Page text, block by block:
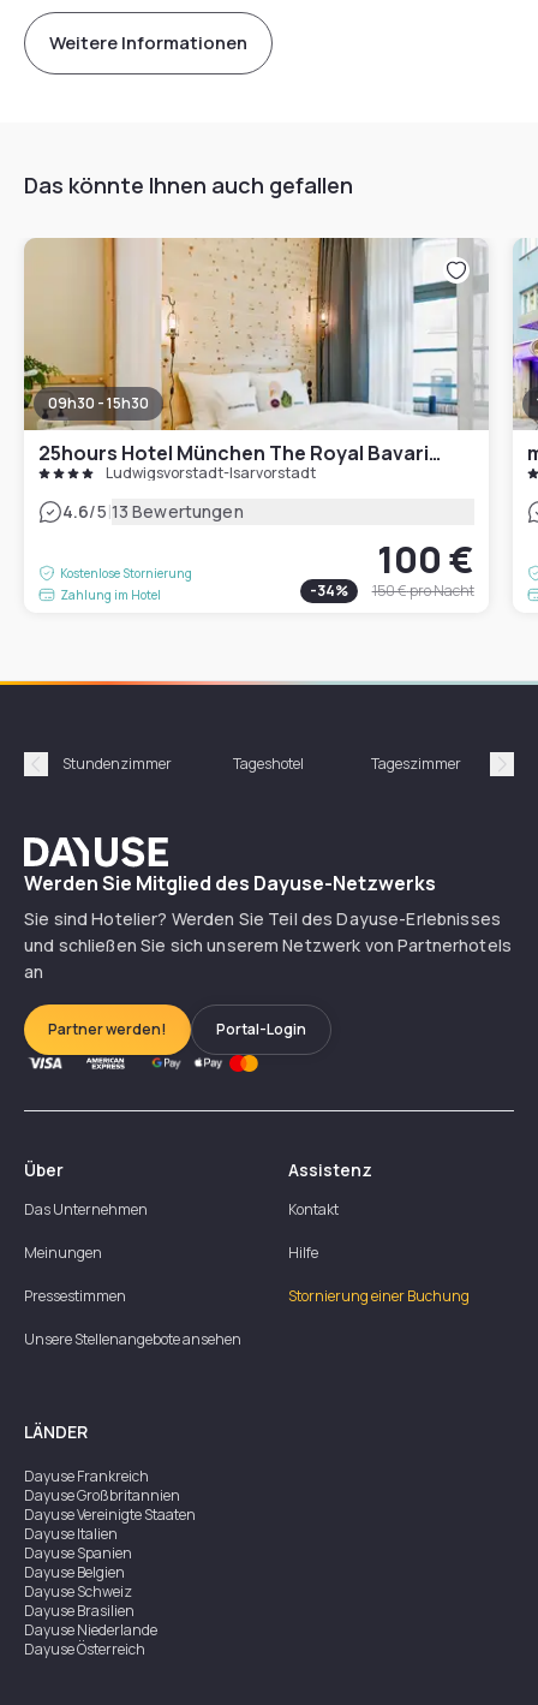
Weitere Informationen
Das könnte Ihnen auch gefallen
09h30 - 15h30
25hours Hotel München The Royal Bavarian
Ludwigsvorstadt-Isarvorstadt
4.6/5|13 Bewertungen
Kostenlose Stornierung
Zahlung im Hotel
100 €
-34% 150 €pro Nacht
Précédent
Stundenzimmer Tageshotel Tageszimmer
Dayuse
Werden Sie Mitglied des Dayuse-Netzwerks
Sie sind Hotelier? Werden Sie Teil des Dayuse-Erlebnisses
und schließen Sie sich unserem Netzwerk von Partnerhotels
an
Partner werden! Portal-Login
Über
Das Unternehmen
Meinungen
Pressestimmen
Unsere Stellenangebote ansehen
Assistenz
Kontakt
Hilfe
Stornierung einer Buchung
LÄNDER
DayuseFrankreich
DayuseGroßbritannien
DayuseVereinigte Staaten
DayuseItalien
DayuseSpanien
DayuseBelgien
DayuseSchweiz
DayuseBrasilien
DayuseNiederlande
DayuseÖsterreich